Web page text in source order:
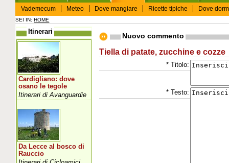
Vademecum
Meteo Dove mangiare Ricette tipiche Dove
SEI IN:HOME
Nuovo commento
Tiella di patate, zucchine e cozze
* Titolo:
* Testo:
Itinerari
Cardigliano: dove
osano le tegole
Itinerari di Avanguardie
Da Lecce al bosco di
Rauccio